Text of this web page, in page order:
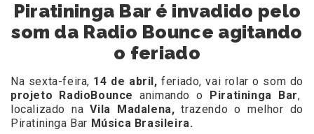
Piratininga Bar é invadido pelo
som da Radio Bounce agitando
o feriado
Na sexta-feira, 14 de abril, feriado, vai rolar o som do
projeto RadioBounceanimando o Piratininga Bar,
localizado na Vila Madalena,trazendo o melhor do
Piratininga Bar Música Brasileira.